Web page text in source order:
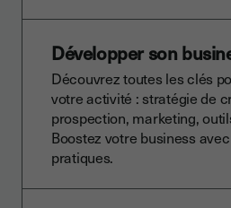
Développer son
Découvrez toutes les clés
votre activité : stratégie de
prospection, marketing,
Boostez votre business
pratiques.